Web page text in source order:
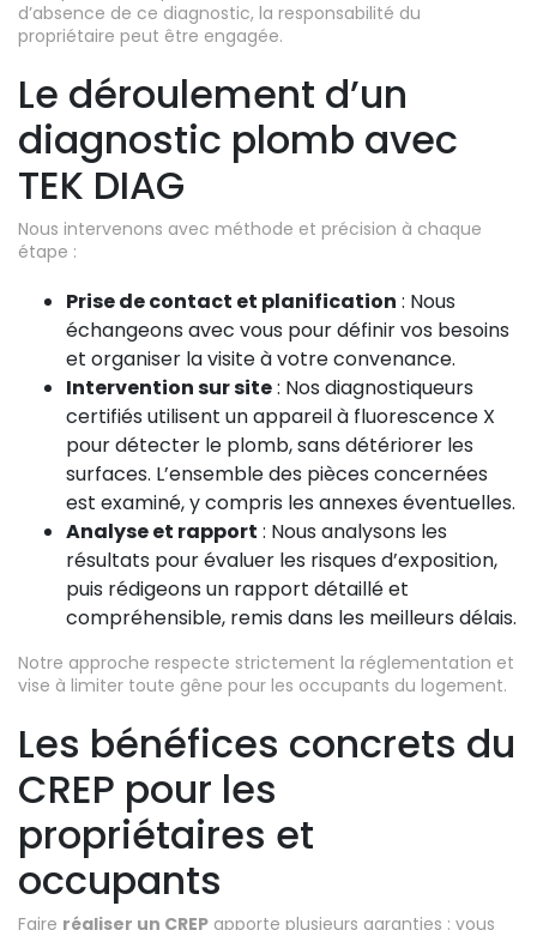
d’absence de ce diagnostic, la responsabilité du
propriétaire peut être engagée.
Le déroulement d’un
diagnostic plomb avec
TEK DIAG
Nous intervenons avec méthode et précision à chaque
étape :
Prise de contact et planification : Nous
échangeons avec vous pour définir vos besoins
et organiser la visite à votre convenance.
Intervention sur site: Nos diagnostiqueurs
certifiés utilisent un appareil à fluorescence X
pour détecter le plomb, sans détériorer les
surfaces. L’ensemble des pièces concernées
est examiné, y compris les annexes éventuelles.
Analyse et rapport : Nous analysons les
résultats pour évaluer les risques d’exposition,
puis rédigeons un rapport détaillé et
compréhensible, remis dans les meilleurs délais.
Notre approche respecte strictement la réglementation et
vise à limiter toute gêne pour les occupants du logement.
Les bénéfices concrets du
CREP pour les
propriétaires et
occupants
Faire réaliser un CREP apporte plusieurs garanties : vous